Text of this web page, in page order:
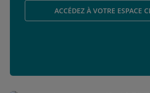
ACCÉDEZ À VOTRE ESPACE